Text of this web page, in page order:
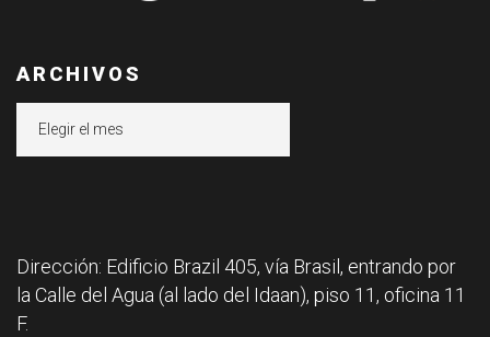
ARCHIVOS
Dirección: Edificio Brazil 405, vía Brasil, entrando por
la Calle del Agua (al lado del Idaan), piso 11, oficina 11
F.